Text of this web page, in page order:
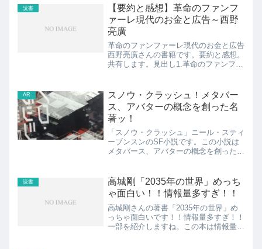
るのは、信じられません。「サピエンス
全史」は悩みを抱えている...
読書
【要約と感想】革命のファンフ
ァーレ現代のお金と広告～西野
亮廣
革命のファンファーレ現代のお金と広告
西野亮廣さんの書籍です。要約と感想。
共有します。見出し1.革命のファンファ
ポンサーリンク (adsbygoogle = windo...
AR
スノウ・クラッシュ！メタバー
ス、アバターの概念を創った名
著ッ！
「スノウ・クラッシュ」ニール・スティ
ーブンスンのSF小説です。この小説は
メタバース、アバターの概念を創ったと
ュ 上 新版/早川書房/ニール・スティー
ヴンスンposted...
読書
高城剛「2035年の世界」めっち
ゃ面白い！！情報量多すぎ！！
高城剛さんの著書「2035年の世界」め
っちゃ面白いです！！情報量多すぎ！！
一部を紹介しますね。この本は情報量が